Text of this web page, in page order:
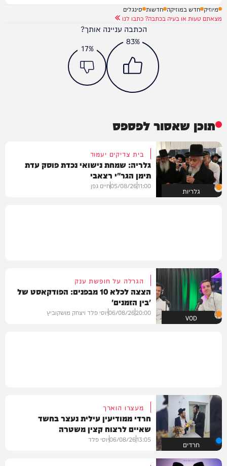
מיוזיק חדש במוזיקה חדשות סינגלים
מצאתם טעות או בעיה בכתבה? כתבו לנו
הכתבה עניינה אותך?
83%
17%
תוכן שאסור לפספס
גלריות
בית צדיקים יעמוד
גלריה: שמחת נישואי נכדת פוסק עדת
תימן הגר"י רצאבי
11:00
05/08/26חיים גפן
VOD
הגרלה על חופשת ענק
הצצה לכלא 10 מבפנים: הפודקאסט של
'בין הזמנים'
20:00
06/08/26יוסי פלד ויצחק מושקוביץ
חרדים
מעצרו הוארך
חרדי ממודיעין עילית נעצר בחשד
שאיים לרצוח קצין משטרה
13:05
06/08/26יוסי פלד